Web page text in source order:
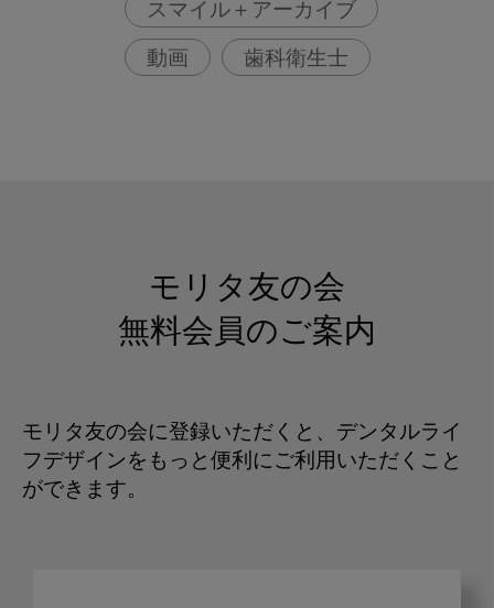
スマイル＋アーカイブ
動画 歯科衛生士
モリタ友の会
無料会員のご案内
モリタ友の会に登録いただくと、デンタルライ
フデザインをもっと便利にご利用いただくこと
ができます。